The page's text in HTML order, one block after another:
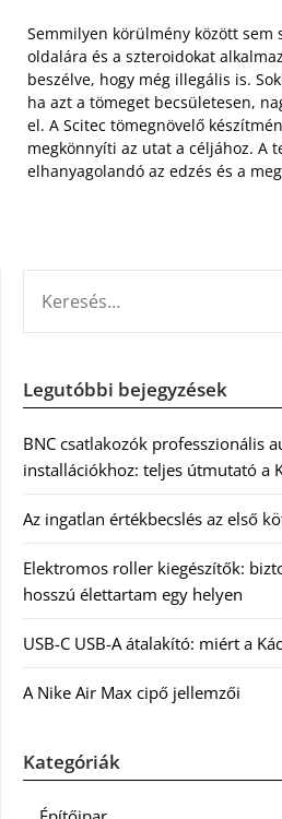
Semmilyen körülmény között sem
oldalára és a szteroidokat
beszélve, hogy még illegális is.
ha azt a tömeget becsületesen,
el. A Scitec tömegnövelő
megkönnyíti az utat a céljához. A
elhanyagolandó az edzés és a
Legutóbbi bejegyzések
BNC csatlakozók professzionális
installációkhoz: teljes útmutató a
Az ingatlan értékbecslés az első
Elektromos roller kiegészítők:
hosszú élettartam egy helyen
USB-C USB-A átalakító: miért a
A Nike Air Max cipő jellemzői
Kategóriák